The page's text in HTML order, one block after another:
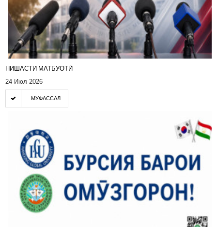
НИШАСТИ МАТБУОТӢ
24 Июл 2026
МУФАССАЛ